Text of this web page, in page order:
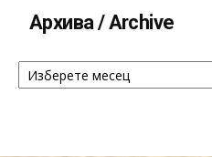
Архива / Archive
Архива